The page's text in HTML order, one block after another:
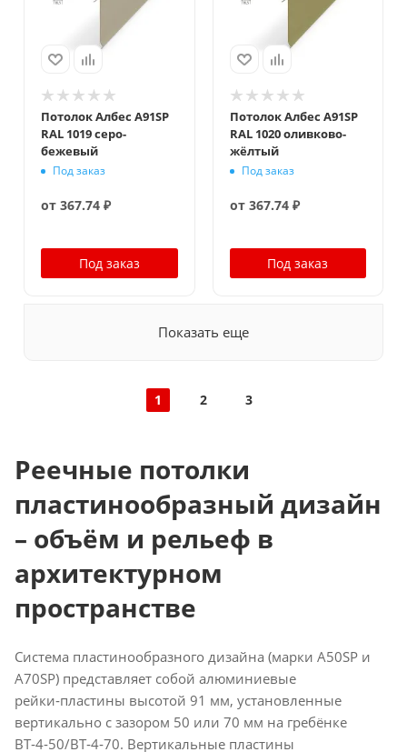
Потолок Албес A91SP
RAL 1019 серо-
бежевый
Под заказ
от 367.74 ₽
Под заказ
Потолок Албес A91SP
RAL 1020 оливково-
жёлтый
Под заказ
от 367.74 ₽
Под заказ
Показать еще
1 2 3
Реечные потолки
пластинообразный дизайн
– объём и рельеф в
архитектурном
пространстве
Система пластинообразного дизайна (марки A50SP и
A70SP) представляет собой алюминиевые
рейки‑пластины высотой 91 мм, установленные
вертикально с зазором 50 или 70 мм на гребёнке
BT‑4‑50/BT‑4‑70. Вертикальные пластины